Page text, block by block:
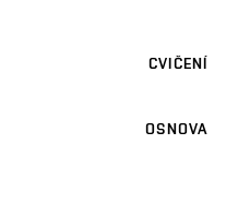
CVIČENÍ
OSNOVA